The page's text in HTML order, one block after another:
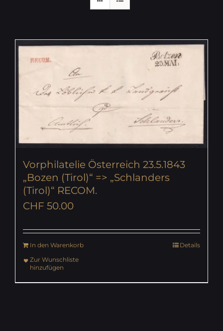
Vorphilatelie Österreich 23.5.1843
„Bozen (Tirol)“ => „Schlanders
(Tirol)“ RECOM.
CHF 50.00
In den Warenkorb
Details
Zur Wunschliste
hinzufügen